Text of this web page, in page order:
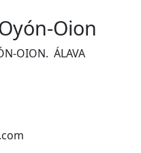
Oion
OION. ÁLAVA